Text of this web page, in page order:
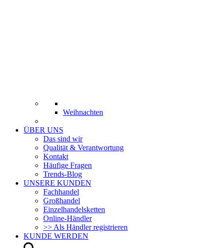
Weihnachten
ÜBER UNS
Das sind wir
Qualität & Verantwortung
Kontakt
Häufige Fragen
Trends-Blog
UNSERE KUNDEN
Fachhandel
Großhandel
Einzelhandelsketten
Online-Händler
>> Als Händler registrieren
KUNDE WERDEN